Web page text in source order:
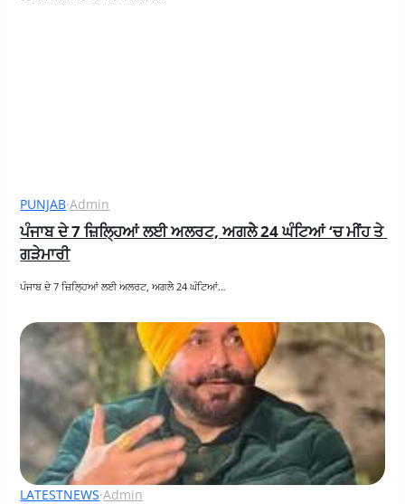
PUNJAB·Admin
ਪੰਜਾਬ ਦੇ 7 ਜ਼ਿਲ੍ਹਿਆਂ ਲਈ ਅਲਰਟ, ਅਗਲੇੇ 24 ਘੰਟਿਆਂ ‘ਚ ਮੀਂਹ ਤੇ
ਗੜੇਮਾਰੀ
ਪੰਜਾਬ ਦੇ 7 ਜ਼ਿਲ੍ਹਿਆਂ ਲਈ ਅਲਰਟ, ਅਗਲੇੇ 24 ਘੰਟਿਆਂ…
LATESTNEWS·Admin